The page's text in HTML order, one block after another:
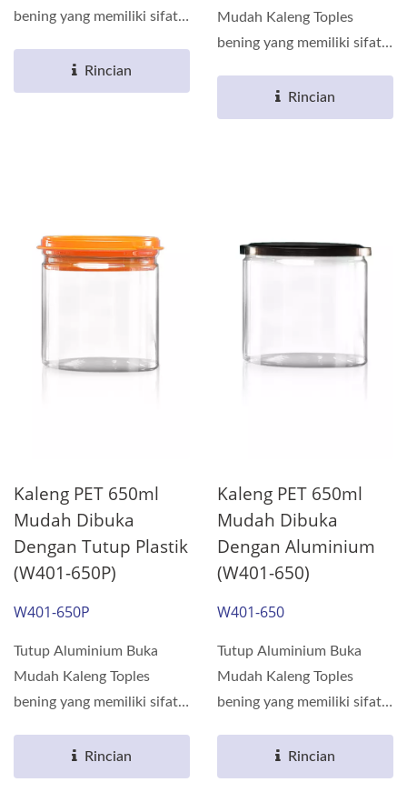
bening yang memiliki sifat
Rincian
Mudah Kaleng Toples
bening yang memiliki sifat
Rincian
Kaleng PET 650ml
Mudah Dibuka
Dengan Tutup Plastik
(W401-650P)
W401-650P
Tutup Aluminium Buka
Mudah Kaleng Toples
bening yang memiliki sifat
Rincian
Kaleng PET 650ml
Mudah Dibuka
Dengan Aluminium
(W401-650)
W401-650
Tutup Aluminium Buka
Mudah Kaleng Toples
bening yang memiliki sifat
Rincian